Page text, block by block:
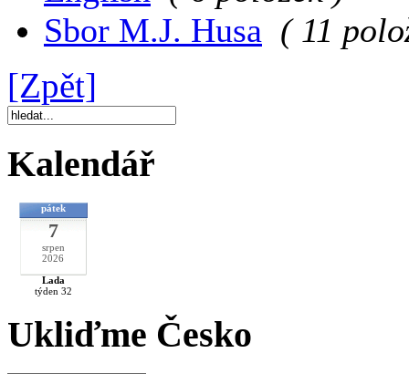
Sbor M.J. Husa ( 11
[Zpět]
Kalendář
pátek
7
srpen
2026
Lada
týden 32
Ukliďme Česko